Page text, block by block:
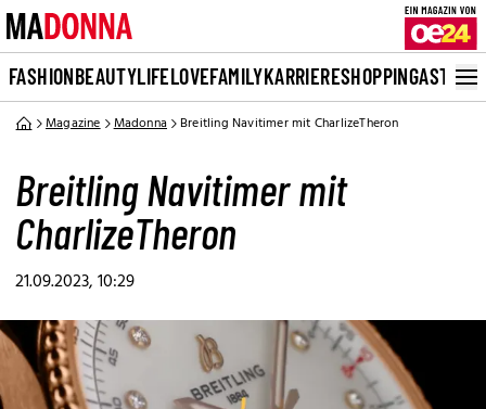
FASHIONBEAUTYLIFELOVEFAMILYKARRIERESHOPPINGASTRO
Magazine Madonna Breitling Navitimer mit CharlizeTheron
Breitling Navitimer mit
CharlizeTheron
21.09.2023, 10:29